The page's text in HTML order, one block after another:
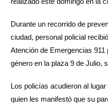
Durante un recorrido de
ciudad, personal policial
Atención de Emergencias
género en la plaza 9 de Julio,
Los policías acudieron al
quien les manifestó que su